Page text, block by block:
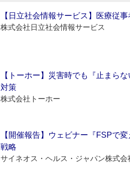
【日立社会情報サービス】医療従
株式会社日立社会情報サービス
【トーホー】災害時でも『止まら
対策
株式会社トーホー
【開催報告】ウェビナー『FSPで
戦略
サイネオス・ヘルス・ジャパン株式会